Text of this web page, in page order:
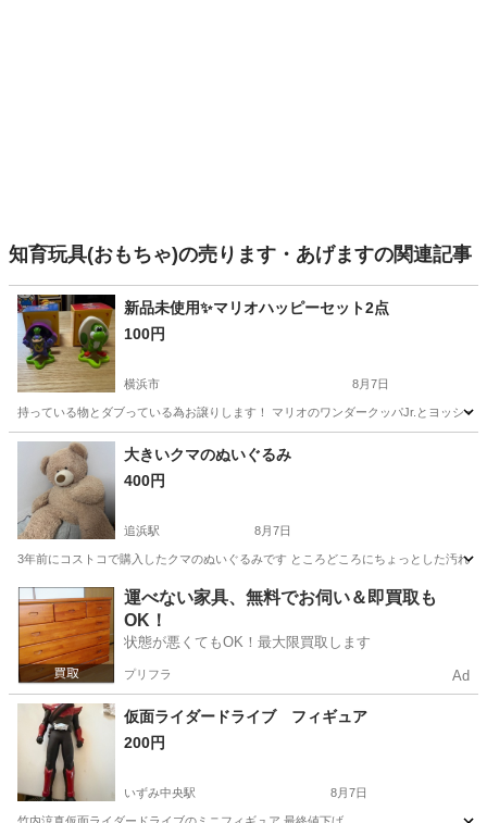
知育玩具(おもちゃ)の売ります・あげますの関連記事
新品未使用✨マリオハッピーセット2点
100円
横浜市 8月7日
持っている物とダブっている為お譲りします！ マリオのワンダークッパJr.とヨッシ
神奈川 横浜市 おもちゃ マリオ
大きいクマのぬいぐるみ
400円
追浜駅 8月7日
3年前にコストコで購入したクマのぬいぐるみです ところどころにちょっとした汚れ
神奈川 横須賀市 追浜駅 おもちゃ
運べない家具、無料でお伺い＆即買取も
OK！
状態が悪くてもOK！最大限買取します
プリフラ Ad
仮面ライダードライブ フィギュア
200円
いずみ中央駅 8月7日